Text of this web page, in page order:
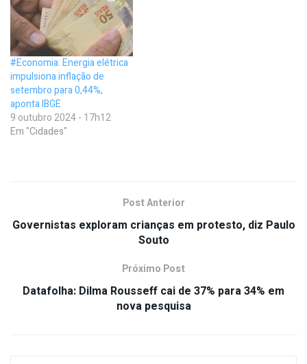
#Economia: Energia elétrica
impulsiona inflação de
setembro para 0,44%,
aponta IBGE
9 outubro 2024 - 17h12
Em "Cidades"
Post Anterior
Governistas exploram crianças em protesto, diz Paulo
Souto
Próximo Post
Datafolha: Dilma Rousseff cai de 37% para 34% em
nova pesquisa